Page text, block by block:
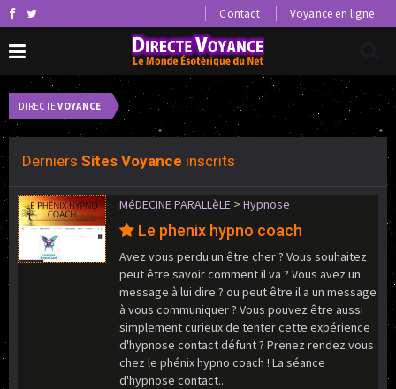
Contact Voyance en ligne
DIRECTEVOYANCE
0 petites annonces voyance.
Derniers Sites Voyance inscrits
MéDECINE PARALLèLE > Hypnose
Le phenix hypno coach
Avez vous perdu un être cher ? Vous souhaitez
peut être savoir comment il va ? Vous avez un
message à lui dire ? ou peut être il a un message
à vous communiquer ? Vous pouvez être aussi
simplement curieux de tenter cette expérience
d'hypnose contact défunt ? Prenez rendez vous
chez le phénix hypno coach ! La séance
d'hypnose contact...